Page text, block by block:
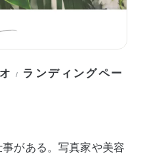
/ ランディングペー
がある。写真家や美容